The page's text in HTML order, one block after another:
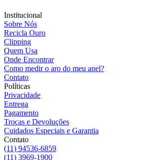
Institucional
Sobre Nós
Recicla Ouro
Clipping
Quem Usa
Onde Encontrar
Como medir o aro do meu anel?
Contato
Políticas
Privacidade
Entrega
Pagamento
Trocas e Devoluções
Cuidados Especiais e Garantia
Contato
(11) 94536-6859
(11) 3969-1900